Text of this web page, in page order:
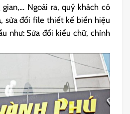
Ngoài ra, quý khách có
sửa đổi file thiết kế biển hiệu
như: Sửa đổi kiểu chữ, chỉnh